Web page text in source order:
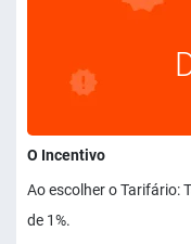
O Incentivo
Ao escolher o Tarifário:
de 1%.